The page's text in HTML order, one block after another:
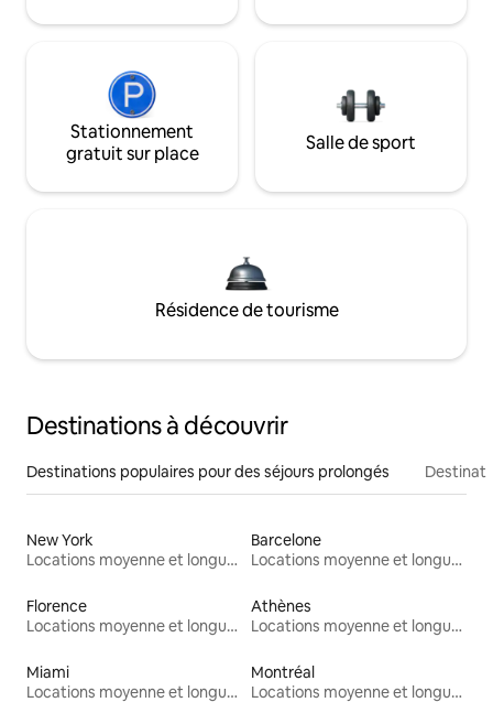
Stationnement
gratuit sur place
Salle de sport
Résidence de tourisme
Destinations à découvrir
Destinations populaires pour des séjours prolongés
New York
Locations moyenne et longue durée
Barcelone
Locations moyenne et longue durée
Florence
Locations moyenne et longue durée
Athènes
Locations moyenne et longue durée
Miami
Locations moyenne et longue durée
Montréal
Locations moyenne et longue durée